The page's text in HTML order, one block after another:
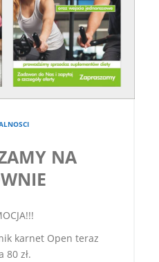
NA
karnet Open teraz
80 zł.